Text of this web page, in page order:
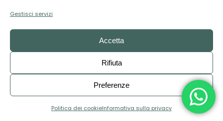
Gestisci servizi
Accetta
Rifiuta
Preferenze
Politica dei cookieInformativa sulla privacy
Copyright © 2024
– P.IVA: 01494100488 – CF:
80024770481 – All rights reserved – Design by